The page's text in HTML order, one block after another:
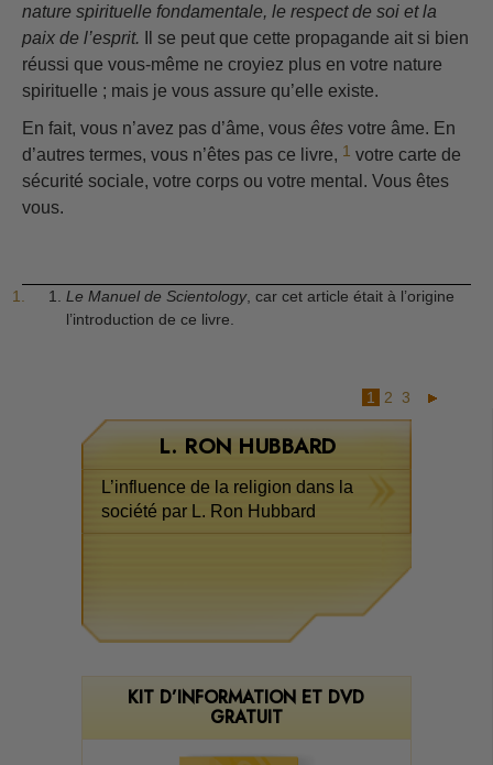
nature spirituelle fondamentale, le respect de soi et la
paix de l’esprit. Il se peut que cette propagande ait si bien
réussi que vous-même ne croyiez plus en votre nature
spirituelle ; mais je vous assure qu’elle existe.
En fait, vous n’avez pas d’âme, vous êtes votre âme. En
d’autres termes, vous n’êtes pas ce livre, 1 votre carte de
sécurité sociale, votre corps ou votre mental. Vous êtes
vous.
1. Le Manuel de Scientology, car cet article était à l’origine
l’introduction de ce livre.
1 2 3
L. RON HUBBARD
L’influence de la religion dans la
société par L. Ron Hubbard
KIT D’INFORMATION ET DVD
GRATUIT